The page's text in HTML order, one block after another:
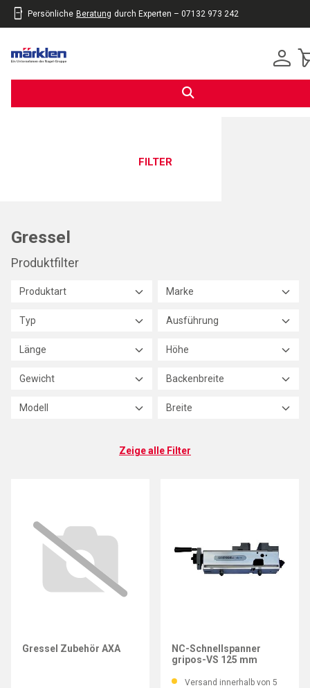
Persönliche Beratung durch Experten – 07132 973 242
FILTER
Gressel
Produktfilter
Produktart Marke
Typ Ausführung
Länge Höhe
Gewicht Backenbreite
Modell Breite
Zeige alle Filter
Gressel Zubehör AXA
NC-Schnellspanner
gripos-VS 125 mm
Versand innerhalb von 5